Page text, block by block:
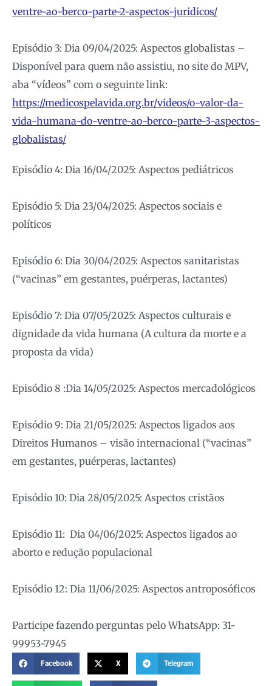
ventre-ao-berco-parte-2-aspectos-juridicos/
Episódio 3: Dia 09/04/2025: Aspectos globalistas –
Disponível para quem não assistiu, no site do MPV,
aba “vídeos” com o seguinte link:
https://medicospelavida.org.br/videos/o-valor-da-
vida-humana-do-ventre-ao-berco-parte-3-aspectos-
globalistas/
Episódio 4: Dia 16/04/2025: Aspectos pediátricos
Episódio 5: Dia 23/04/2025: Aspectos sociais e
políticos
Episódio 6: Dia 30/04/2025: Aspectos sanitaristas
(“vacinas” em gestantes, puérperas, lactantes)
Episódio 7: Dia 07/05/2025: Aspectos culturais e
dignidade da vida humana (A cultura da morte e a
proposta da vida)
Episódio 8 :Dia 14/05/2025: Aspectos mercadológicos
Episódio 9: Dia 21/05/2025: Aspectos ligados aos
Direitos Humanos – visão internacional (“vacinas”
em gestantes, puérperas, lactantes)
Episódio 10: Dia 28/05/2025: Aspectos cristãos
Episódio 11: Dia 04/06/2025: Aspectos ligados ao
aborto e redução populacional
Episódio 12: Dia 11/06/2025: Aspectos antroposóficos
Participe fazendo perguntas pelo WhatsApp: 31-
99953-7945
Facebook X Telegram